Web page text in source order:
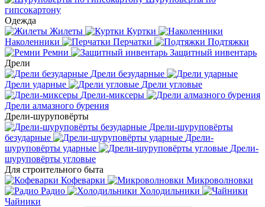
гипсокартону
Одежда
Жилеты
Куртки
Наколенники
Перчатки
Подтяжки
Ремни
Защитный инвентарь
Дрели
Дрели безударные
Дрели ударные
Дрели угловые
Дрели-миксеры
Дрели алмазного бурения
Дрели-шуруповёрты
Дрели-шуруповёрты
безударные
Дрели-
шуруповёрты ударные
Дрели-
шуруповёрты угловые
Для строительного быта
Кофеварки
Микроволновки
Радио
Холодильники
Чайники